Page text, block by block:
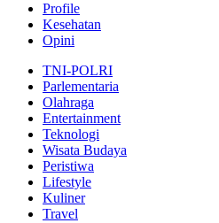
Profile
Kesehatan
Opini
TNI-POLRI
Parlementaria
Olahraga
Entertainment
Teknologi
Wisata Budaya
Peristiwa
Lifestyle
Kuliner
Travel